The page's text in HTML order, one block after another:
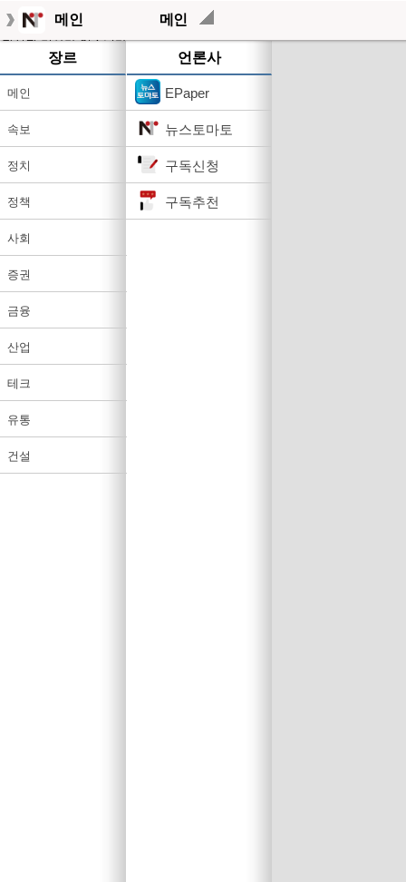
메인 메인
장르
메인
속보
정치
정책
사회
증권
금융
산업
테크
유통
건설
언론사
EPaper
뉴스토마토
구독신청
구독추천
작성된 기사가 없습니다.